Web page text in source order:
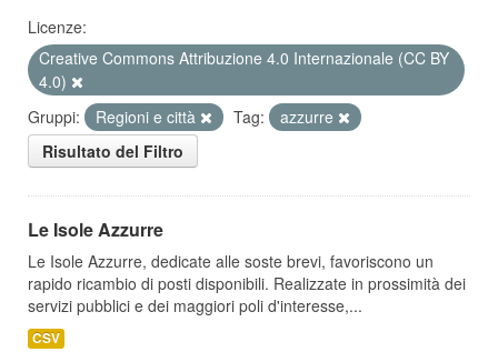
Licenze:
Creative Commons Attribuzione 4.0 Internazionale (CC BY
4.0)
Gruppi:
Regioni e città Tag:
azzurre
Risultato del Filtro
Le Isole Azzurre
Le Isole Azzurre, dedicate alle soste brevi, favoriscono un
rapido ricambio di posti disponibili. Realizzate in prossimità dei
servizi pubblici e dei maggiori poli d'interesse,...
CSV